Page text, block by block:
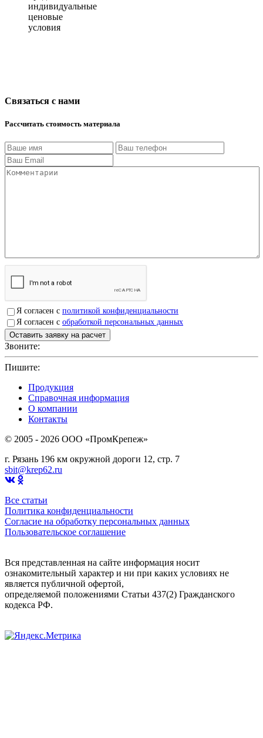
индивидуальные
ценовые
условия
Связаться с нами
Рассчитать стоимость материала
Я согласен с политикой конфиденциальности
Я согласен с обработкой персональных данных
Звоните:
Пишите:
Продукция
Справочная информация
О компании
Контакты
© 2005 - 2026 OOO «ПромКрепеж»
г. Рязань 196 км окружной дороги 12, стр. 7
sbit@krep62.ru
Все статьи
Политика конфиденциальности
Согласие на обработку персональных данных
Пользовательское соглашение
Вся представленная на сайте информация носит
ознакомительный характер и ни при каких условиях не
является публичной офертой,
определяемой положениями Статьи 437(2) Гражданского
кодекса РФ.